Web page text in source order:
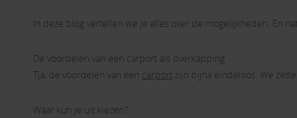
In deze blog vertellen we je alles over de mogelijkheden. En
De voordelen van een carport als overkapping
Tja, de voordelen van een carport zijn bijna eindeloos. We
Waar kun je uit kiezen?